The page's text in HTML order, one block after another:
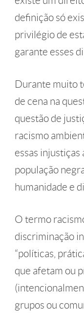
definição só
privilégio de
garante esses
Durante muito
de cena na
questão de
racismo
essas
população
humanidade e
O termo
discriminação
“políticas,
que afetam ou
grupos ou